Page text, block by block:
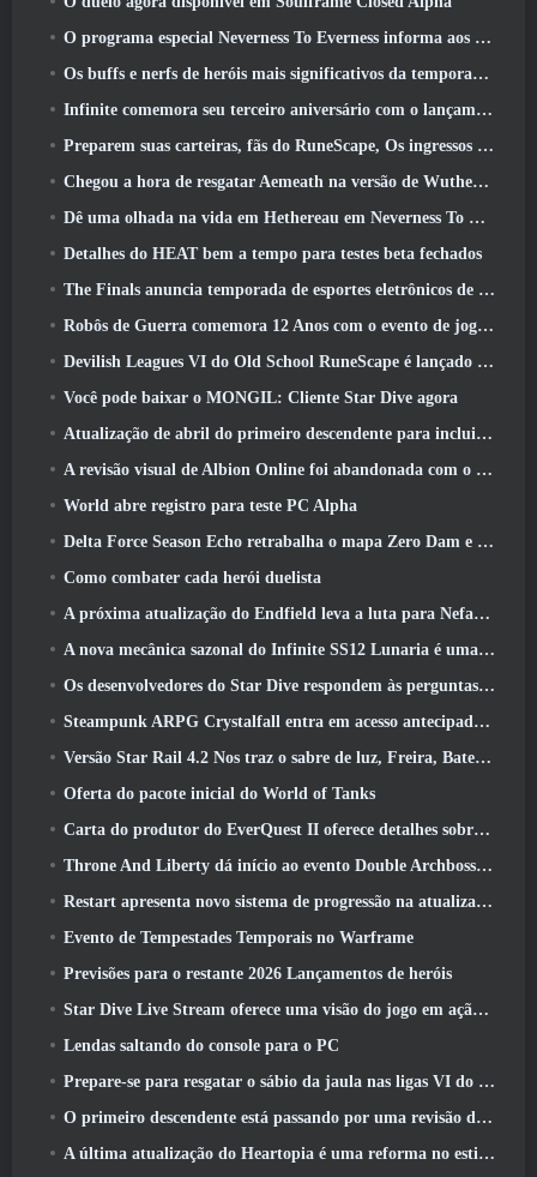
O programa especial Neverness To Everness informa aos jogadores o que esperar dos lançamentos
Os buffs e nerfs de heróis mais significativos da temporada 7.5
Infinite comemora seu terceiro aniversário com o lançamento do SS12 Lunaria hoje
Preparem suas carteiras, fãs do RuneScape, Os ingressos para o RuneFest estão prestes a ser colocados à venda
Chegou a hora de resgatar Aemeath na versão de Wuthering Waves 3.3 Atualizar
Dê uma olhada na vida em Hethereau em Neverness To Everness, vídeo de pré-visualização do jogo de lançamento
Detalhes do HEAT bem a tempo para testes beta fechados
The Finals anuncia temporada de esportes eletrônicos de US$ 200 mil
Robôs de Guerra comemora 12 Anos com o evento de jogos robóticos marcianos
Devilish Leagues VI do Old School RuneScape é lançado hoje
Você pode baixar o MONGIL: Cliente Star Dive agora
Atualização de abril do primeiro descendente para incluir versão beta do novo conteúdo do Endgame
A revisão visual de Albion Online foi abandonada com o lançamento da atualização Radiant Wilds hoje
World abre registro para teste PC Alpha
Delta Force Season Echo retrabalha o mapa Zero Dam e expande a jogabilidade das operações
Como combater cada herói duelista
A próxima atualização do Endfield leva a luta para Nefarith
A nova mecânica sazonal do Infinite SS12 Lunaria é uma das “maiores adições” ao jogo
Os desenvolvedores do Star Dive respondem às perguntas dos jogadores em uma transmissão ao vivo surpresa
Steampunk ARPG Crystalfall entra em acesso antecipado, Mas não sem alguns problemas
Versão Star Rail 4.2 Nos traz o sabre de luz, Freira, Baterista Trailblazer e um emanador de euforia
Oferta do pacote inicial do World of Tanks
Carta do produtor do EverQuest II oferece detalhes sobre servidor de expansão bloqueado por tempo
Throne And Liberty dá início ao evento Double Archboss Spawn
Restart apresenta novo sistema de progressão na atualização da temporada SS4
Evento de Tempestades Temporais no Warframe
Previsões para o restante 2026 Lançamentos de heróis
Star Dive Live Stream oferece uma visão do jogo em ação antes do lançamento
Lendas saltando do console para o PC
Prepare-se para resgatar o sábio da jaula nas ligas VI do RuneScape da velha escola: Pactos Demoníacos
O primeiro descendente está passando por uma revisão de acordo com o Dev Stream
A última atualização do Heartopia é uma reforma no estilo Alice no país das maravilhas